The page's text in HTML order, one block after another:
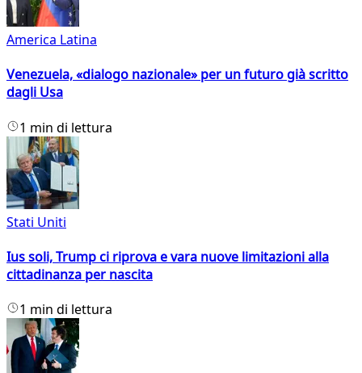
America Latina
Venezuela, «dialogo nazionale» per un futuro già scritto
dagli Usa
1 min di lettura
Stati Uniti
Ius soli, Trump ci riprova e vara nuove limitazioni alla
cittadinanza per nascita
1 min di lettura